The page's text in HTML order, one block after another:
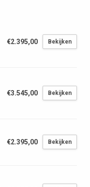
€2.395,00 Bekijken
€3.545,00 Bekijken
€2.395,00 Bekijken